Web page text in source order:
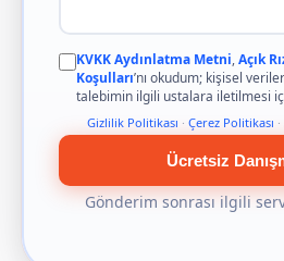
KVKK Aydınlatma Metni,Açık
Koşulları’nı okudum; kişisel
talebimin ilgili ustalara iletilmesi
Gizlilik Politikası · Çerez Politikası ·
Ücretsiz
Gönderim sonrası ilgili